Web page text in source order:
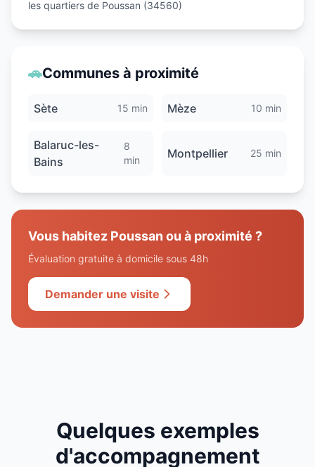
les quartiers de Poussan (34560)
🚗Communes à proximité
Sète 15 min Mèze 10 min
Balaruc-les-
Bains
8
min
Montpellier 25 min
Vous habitez Poussanou à proximité ?
Évaluation gratuite à domicile sous 48h
Demander une visite
Quelques exemples
d'accompagnement